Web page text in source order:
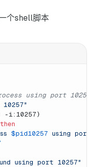
个shell脚本
using port 10257
-i:10257)
then
$pid10257 using port
using port 10257"